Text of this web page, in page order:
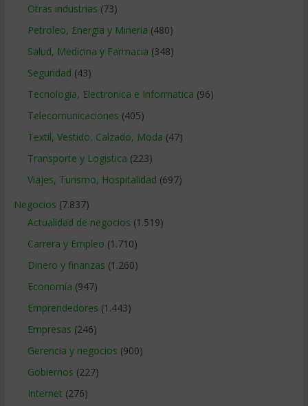
Otras industrias (73)
Petroleo, Energia y Mineria (480)
Salud, Medicina y Farmacia (348)
Seguridad (43)
Tecnologia, Electronica e Informatica (96)
Telecomunicaciones (405)
Textil, Vestido, Calzado, Moda (47)
Transporte y Logistica (223)
Viajes, Turismo, Hospitalidad (697)
Negocios (7.837)
Actualidad de negocios (1.519)
Carrera y Empleo (1.710)
Dinero y finanzas (1.260)
Economía (947)
Emprendedores (1.443)
Empresas (246)
Gerencia y negocios (900)
Gobiernos (227)
Internet (276)